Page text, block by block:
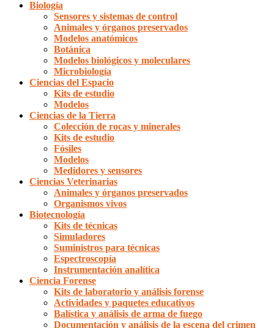
Biología
Sensores y sistemas de control
Animales y órganos preservados
Modelos anatómicos
Botánica
Modelos biológicos y moleculares
Microbiología
Ciencias del Espacio
Kits de estudio
Modelos
Ciencias de la Tierra
Colección de rocas y minerales
Kits de estudio
Fósiles
Modelos
Medidores y sensores
Ciencias Veterinarias
Animales y órganos preservados
Organismos vivos
Biotecnología
Kits de técnicas
Simuladores
Suministros para técnicas
Espectroscopía
Instrumentación analítica
Ciencia Forense
Kits de laboratorio y análisis forense
Actividades y paquetes educativos
Balística y análisis de arma de fuego
Documentación y análisis de la escena del crimen